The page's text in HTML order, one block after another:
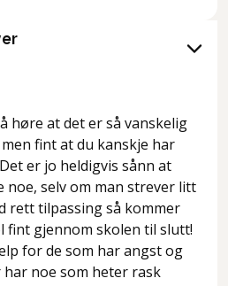
høre at det er så vanskelig
fint at du kanskje har
er jo heldigvis sånn at
noe, selv om man strever litt
rett tilpassing så kommer
fint gjennom skolen til slutt!
for de som har angst og
noe som heter rask